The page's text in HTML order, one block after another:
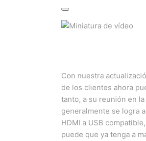
Con nuestra
de los clientes ahora
tanto, a su reunión en
generalmente se logra
HDMI a USB
puede que ya tenga a